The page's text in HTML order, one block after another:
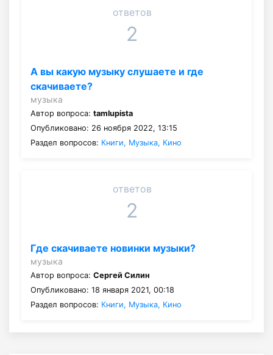
ответов
2
А вы какую музыку слушаете и где
скачиваете?
музыка
Автор вопроса: tamlupista
Опубликовано: 26 ноября 2022, 13:15
Раздел вопросов: Книги, Музыка, Кино
ответов
2
Где скачиваете новинки музыки?
музыка
Автор вопроса: Сергей Силин
Опубликовано: 18 января 2021, 00:18
Раздел вопросов: Книги, Музыка, Кино